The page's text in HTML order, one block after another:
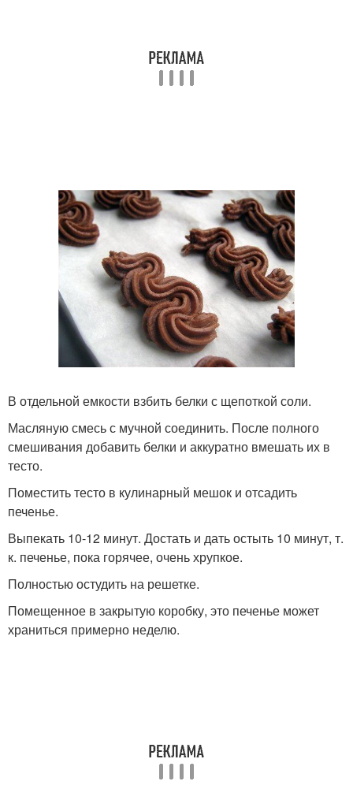
В отдельной емкости взбить белки с щепоткой соли.
Масляную смесь с мучной соединить. После полного
смешивания добавить белки и аккуратно вмешать их в
тесто.
Поместить тесто в кулинарный мешок и отсадить
печенье.
Выпекать 10-12 минут. Достать и дать остыть 10 минут, т.
к. печенье, пока горячее, очень хрупкое.
Полностью остудить на решетке.
Помещенное в закрытую коробку, это печенье может
храниться примерно неделю.